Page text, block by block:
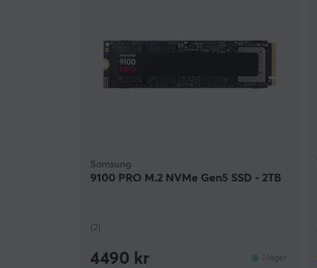
Samsung
9100 PRO M.2 NVMe Gen5 SSD - 2TB
(2)
4490 kr I lager